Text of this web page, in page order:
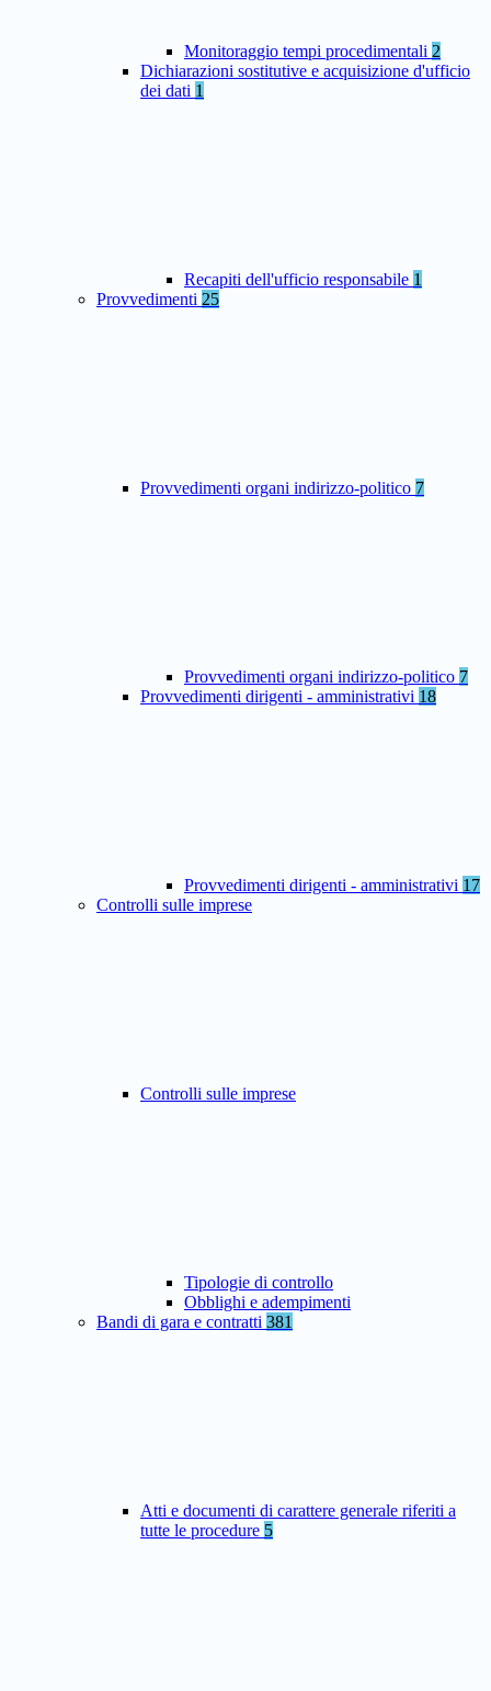
Monitoraggio tempi procedimentali 2
Dichiarazioni sostitutive e acquisizione d'ufficio
dei dati 1
Recapiti dell'ufficio responsabile 1
Provvedimenti 25
Provvedimenti organi indirizzo-politico 7
Provvedimenti organi indirizzo-politico 7
Provvedimenti dirigenti - amministrativi 18
Provvedimenti dirigenti - amministrativi 17
Controlli sulle imprese
Controlli sulle imprese
Tipologie di controllo
Obblighi e adempimenti
Bandi di gara e contratti 381
Atti e documenti di carattere generale riferiti a
tutte le procedure 5